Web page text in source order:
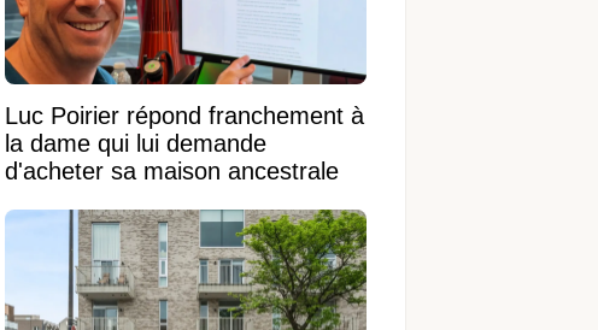
Luc Poirier répond franchement à
la dame qui lui demande
d'acheter sa maison ancestrale